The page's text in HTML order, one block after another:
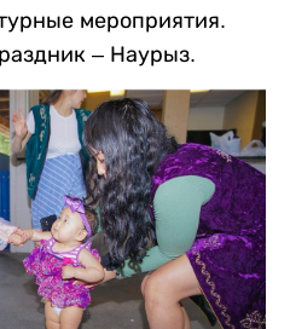
мероприятия.
– Наурыз.